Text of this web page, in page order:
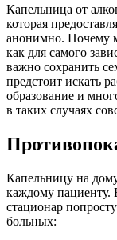
Капельница от
которая
анонимно. Почему
как для самого
важно сохранить
предстоит искать
образование и
в таких случаях
Капельницу на
каждому пациенту.
стационар
больных: